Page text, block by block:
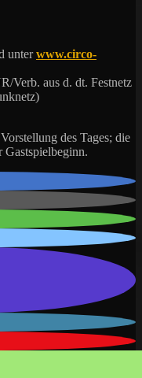
unterwww.circo-
Verb. aus d. dt. Festnetz
des Tages; die
Gastspielbeginn.